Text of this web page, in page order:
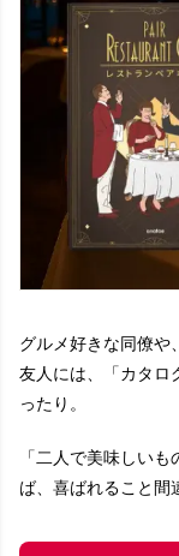
グルメ好きな同僚や
友人には、「カタ
ったり。
「二人で美味しい
ば、喜ばれること間